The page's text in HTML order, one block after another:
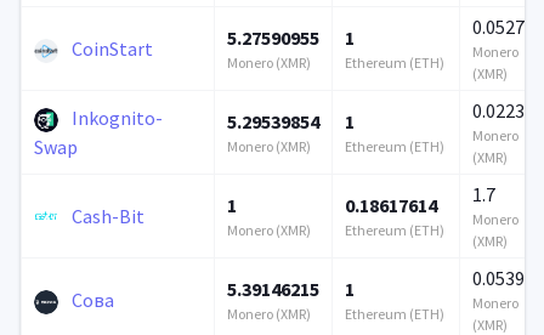
CoinStart 5.27590955
Monero (XMR)
1
Ethereum (ETH)
0.052759
Monero
(XMR)
Inkognito-
Swap
5.29539854
Monero (XMR)
1
Ethereum (ETH)
0.0223
Monero
(XMR)
Cash-Bit 1
Monero (XMR)
0.18617614
Ethereum (ETH)
1.7
Monero
(XMR)
Сова 5.39146215
Monero (XMR)
1
Ethereum (ETH)
0.053915
Monero
(XMR)